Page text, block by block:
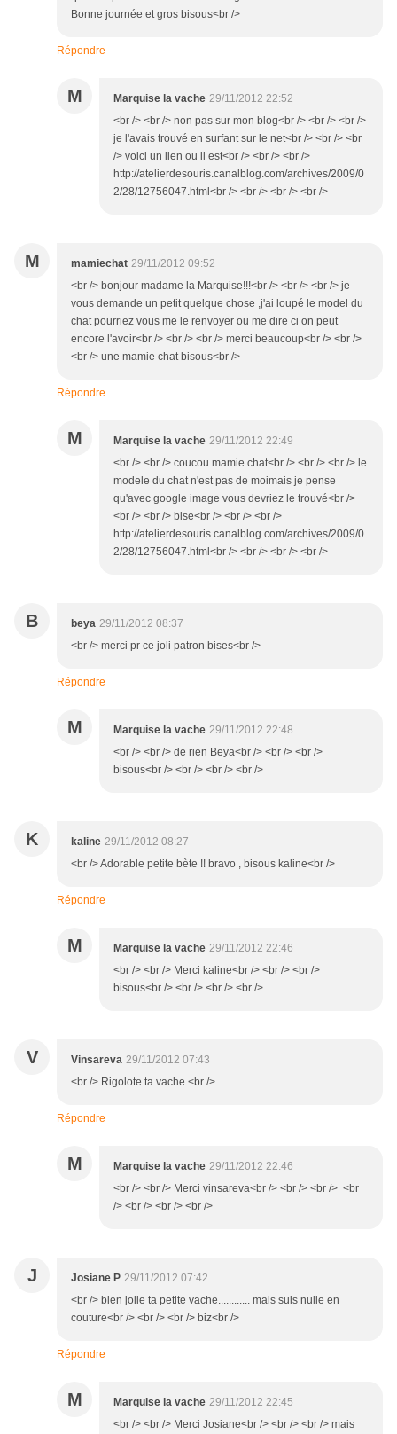
Bonne journée et gros bisous<br />
Répondre
M Marquise la vache 29/11/2012 22:52
<br /> <br /> non pas sur mon blog<br /> <br /> <br />
je l'avais trouvé en surfant sur le net<br /> <br /> <br
/> voici un lien ou il est<br /> <br /> <br />
http://atelierdesouris.canalblog.com/archives/2009/0
2/28/12756047.html<br /> <br /> <br /> <br />
M mamiechat 29/11/2012 09:52
<br /> bonjour madame la Marquise!!!<br /> <br /> <br /> je
vous demande un petit quelque chose ,j'ai loupé le model du
chat pourriez vous me le renvoyer ou me dire ci on peut
encore l'avoir<br /> <br /> <br /> merci beaucoup<br /> <br />
<br /> une mamie chat bisous<br />
Répondre
M Marquise la vache 29/11/2012 22:49
<br /> <br /> coucou mamie chat<br /> <br /> <br /> le
modele du chat n'est pas de moimais je pense
qu'avec google image vous devriez le trouvé<br />
<br /> <br /> bise<br /> <br /> <br />
http://atelierdesouris.canalblog.com/archives/2009/0
2/28/12756047.html<br /> <br /> <br /> <br />
B beya 29/11/2012 08:37
<br /> merci pr ce joli patron bises<br />
Répondre
M Marquise la vache 29/11/2012 22:48
<br /> <br /> de rien Beya<br /> <br /> <br />
bisous<br /> <br /> <br /> <br />
K kaline 29/11/2012 08:27
<br /> Adorable petite bète !! bravo , bisous kaline<br />
Répondre
M Marquise la vache 29/11/2012 22:46
<br /> <br /> Merci kaline<br /> <br /> <br />
bisous<br /> <br /> <br /> <br />
V Vinsareva 29/11/2012 07:43
<br /> Rigolote ta vache.<br />
Répondre
M Marquise la vache 29/11/2012 22:46
<br /> <br /> Merci vinsareva<br /> <br /> <br /> <br
/> <br /> <br /> <br />
J Josiane P 29/11/2012 07:42
<br /> bien jolie ta petite vache............ mais suis nulle en
couture<br /> <br /> <br /> biz<br />
Répondre
M Marquise la vache 29/11/2012 22:45
<br /> <br /> Merci Josiane<br /> <br /> <br /> mais